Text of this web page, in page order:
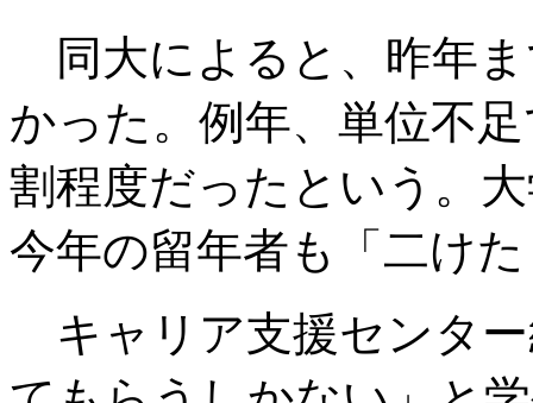
同大によると、昨年
かった。例年、単位不
割程度だったという。
今年の留年者も「二け
キャリア支援センタ